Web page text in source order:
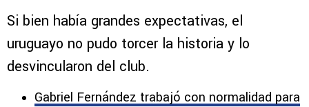
Si bien había grandes expectativas, el
uruguayo no pudo torcer la historia y lo
desvincularon del club.
Gabriel Fernández trabajó con normalidad para